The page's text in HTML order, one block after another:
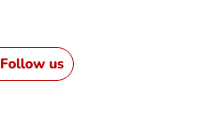
Follow us